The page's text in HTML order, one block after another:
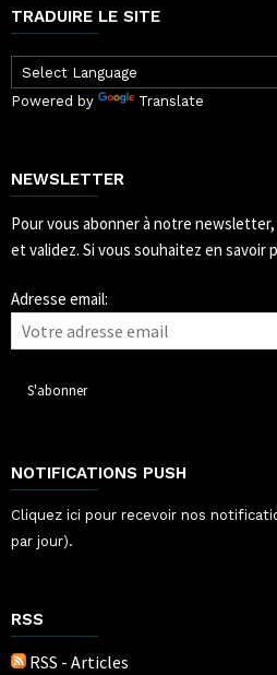
TRADUIRE LE SITE
Powered by Translate
NEWSLETTER
Pour vous abonner à notre
et validez. Si vous souhaitez en savoir
Adresse email:
NOTIFICATIONS PUSH
Cliquez ici pour recevoir nos
par jour).
RSS
RSS - Articles